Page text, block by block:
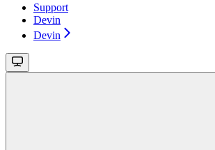
Support
Devin
Devin